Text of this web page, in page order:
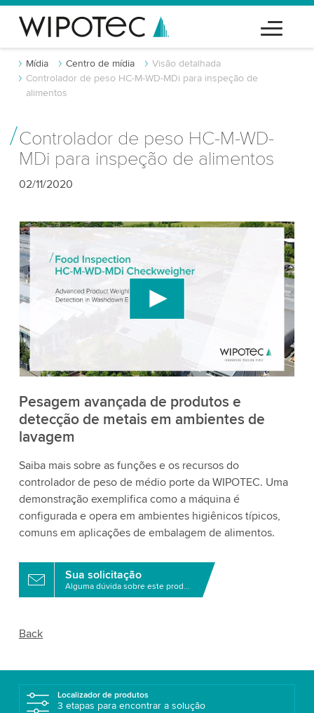
Mídia Centro de mídia
Visão detalhada
Controlador de peso HC-M-WD-MDi para inspeção de
alimentos
Controlador de peso HC-M-WD-
MDi para inspeção de alimentos
02/11/2020
carregar o serviço de vídeo do YouTube!
Utilizamos um serviço de terceiros para incorporar
conteúdo de vídeo que pode coletar dados sobre
Aceitar Mais informações
Pesagem avançada de produtos e
detecção de metais em ambientes de
lavagem
Saiba mais sobre as funções e os recursos do
controlador de peso de médio porte da WIPOTEC. Uma
demonstração exemplifica como a máquina é
configurada e opera em ambientes higiênicos típicos,
comuns em aplicações de embalagem de alimentos.
Sua solicitação
Alguma dúvida sobre este produto?
Back
Localizador de produtos
3 etapas para encontrar a solução